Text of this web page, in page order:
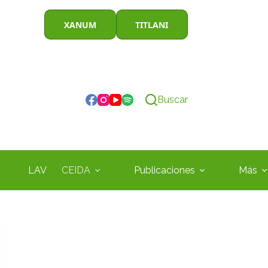
XANUM TITLANI
Buscar
LAV CEIDA Publicaciones Más